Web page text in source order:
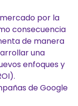
por la
consecuencia
de manera
una
enfoques y
de Google